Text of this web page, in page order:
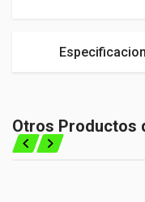
COLOR Y ACABADO
Color y Acabado
◀ ▶
Otros Productos